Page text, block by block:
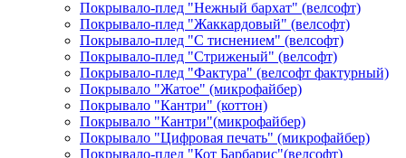
Покрывало-плед "Нежный бархат" (велсофт)
Покрывало-плед "Жаккардовый" (велсофт)
Покрывало-плед "С тиснением" (велсофт)
Покрывало-плед "Стриженый" (велсофт)
Покрывало-плед "Фактура" (велсофт фактурный)
Покрывало "Жатое" (микрофайбер)
Покрывало "Кантри" (коттон)
Покрывало "Кантри"(микрофайбер)
Покрывало "Цифровая печать" (микрофайбер)
Покрывало-плед "Кот Барбарис"(велсофт)